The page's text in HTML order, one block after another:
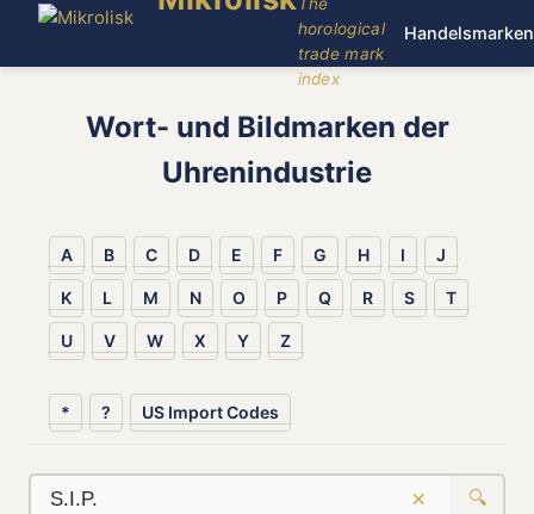
horological
trade mark
index
Handelsmarken
Wort- und Bildmarken der
Uhrenindustrie
A B C D E F G H I J
K L M N O P Q R S T
U V W X Y Z
* ? US Import Codes
× 🔍